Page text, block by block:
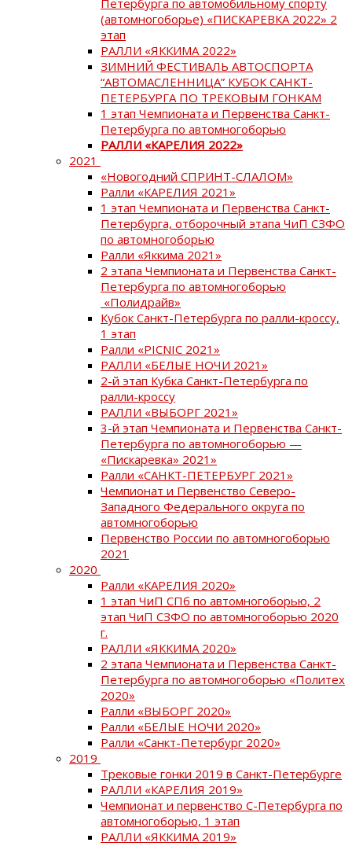
(автомногоборье) «ПИСКАРЕВКА 2022» 2
этап
РАЛЛИ «ЯККИМА 2022»
ЗИМНИЙ ФЕСТИВАЛЬ АВТОСПОРТА
“АВТОМАСЛЕННИЦА” КУБОК САНКТ-
ПЕТЕРБУРГА ПО ТРЕКОВЫМ ГОНКАМ
1 этап Чемпионата и Первенства Санкт-
Петербурга по автомногоборью
РАЛЛИ «КАРЕЛИЯ 2022»
2021
«Новогодний СПРИНТ-СЛАЛОМ»
Ралли «КАРЕЛИЯ 2021»
1 этап Чемпионата и Первенства Санкт-
Петербурга, отборочный этапа ЧиП СЗФО
по автомногоборью
Ралли «Яккима 2021»
2 этапа Чемпионата и Первенства Санкт-
Петербурга по автомногоборью
«Полидрайв»
Кубок Санкт-Петербурга по ралли-кроссу,
1 этап
Ралли «PICNIC 2021»
РАЛЛИ «БЕЛЫЕ НОЧИ 2021»
2-й этап Кубка Санкт-Петербурга по
ралли-кроссу
РАЛЛИ «ВЫБОРГ 2021»
3-й этап Чемпионата и Первенства Санкт-
Петербурга по автомногоборью —
«Пискаревка» 2021»
Ралли «САНКТ-ПЕТЕРБУРГ 2021»
Чемпионат и Первенство Северо-
Западного Федерального округа по
автомногоборью
Первенство России по автомногоборью
2021
2020
Ралли «КАРЕЛИЯ 2020»
1 этап ЧиП СПб по автомногоборью, 2
этап ЧиП СЗФО по автомногоборью 2020
г.
РАЛЛИ «ЯККИМА 2020»
2 этапа Чемпионата и Первенства Санкт-
Петербурга по автомногоборью «Политех
2020»
Ралли «ВЫБОРГ 2020»
Ралли «БЕЛЫЕ НОЧИ 2020»
Ралли «Санкт-Петербург 2020»
2019
Трековые гонки 2019 в Санкт-Петербурге
РАЛЛИ «КАРЕЛИЯ 2019»
Чемпионат и первенство С-Петербурга по
автомногоборью, 1 этап
РАЛЛИ «ЯККИМА 2019»